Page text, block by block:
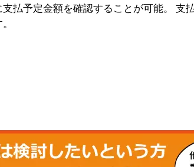
払予定金額を確認することが可能。
支